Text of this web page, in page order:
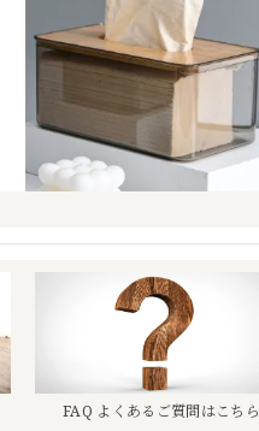
FAQ よくあるご質問はこちら